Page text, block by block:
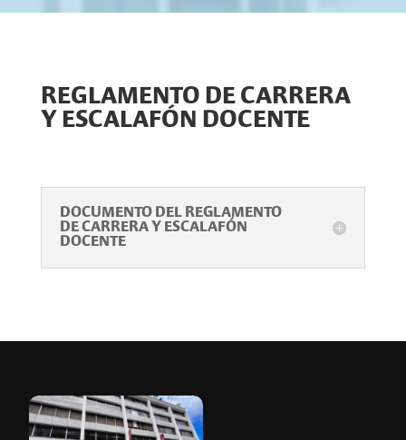
REGLAMENTO DE CARRERA
Y ESCALAFÓN DOCENTE
DOCUMENTO DEL REGLAMENTO
DE CARRERA Y ESCALAFÓN
DOCENTE